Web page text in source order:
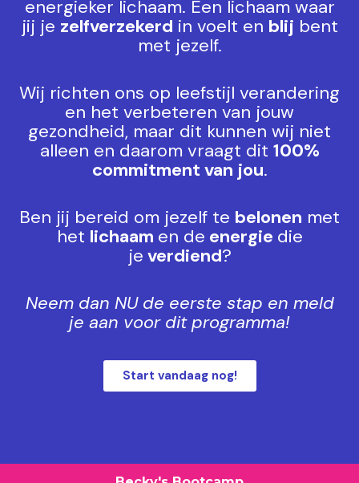
energieker lichaam. Een lichaam waar
jij je zelfverzekerd in voelt en blij bent
met jezelf.
Wij richten ons op leefstijl verandering
en het verbeteren van jouw
gezondheid, maar dit kunnen wij niet
alleen en daarom vraagt dit 100%
commitment van jou.
Ben jij bereid om jezelf te belonen met
het lichaam en de energie die
je verdiend?
Neem dan NU de eerste stap en meld
je aan voor dit programma!
Start vandaag nog!